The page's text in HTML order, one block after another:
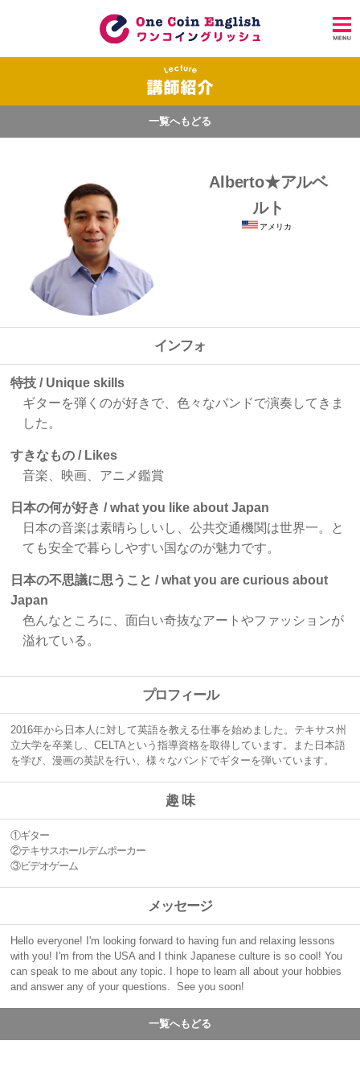
一覧へもどる
Alberto★アルベ
ルト
アメリカ
インフォ
特技 / Unique skills
ギターを弾くのが好きで、色々なバンドで演奏してきま
した。
すきなもの / Likes
音楽、映画、アニメ鑑賞
日本の何が好き / what you like about Japan
日本の音楽は素晴らしいし、公共交通機関は世界一。と
ても安全で暮らしやすい国なのが魅力です。
日本の不思議に思うこと / what you are curious about
Japan
色んなところに、面白い奇抜なアートやファッションが
溢れている。
プロフィール
2016年から日本人に対して英語を教える仕事を始めました。テキサス州
立大学を卒業し、CELTAという指導資格を取得しています。また日本語
を学び、漫画の英訳を行い、様々なバンドでギターを弾いています。
趣 味
①ギター
②テキサスホールデムポーカー
③ビデオゲーム
メッセージ
Hello everyone! I'm looking forward to having fun and relaxing lessons
with you! I'm from the USA and I think Japanese culture is so cool! You
can speak to me about any topic. I hope to learn all about your hobbies
and answer any of your questions. See you soon!
一覧へもどる